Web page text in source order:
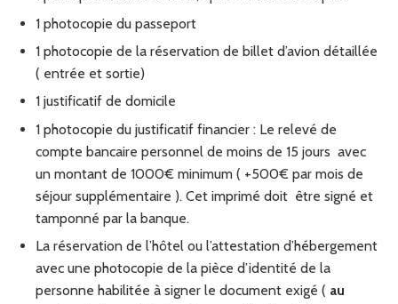
1 photocopie du passeport
1 photocopie de la réservation de billet d’avion détaillée
( entrée et sortie)
1 justificatif de domicile
1 photocopie du justificatif financier : Le relevé de
compte bancaire personnel de moins de 15 jours avec
un montant de 1000€ minimum ( +500€ par mois de
séjour supplémentaire ). Cet imprimé doit être signé et
tamponné par la banque.
La réservation de l’hôtel ou l’attestation d’hébergement
avec une photocopie de la pièce d’identité de la
personne habilitée à signer le document exigé ( au